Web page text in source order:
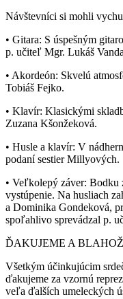
Návštevníci si mohli
• Gitara: S úspešným
p. učiteľ Mgr. Lukáš
• Akordeón: Skvelú
Tobiáš Fejko.
• Klavír: Klasickými
Zuzana Kšonžeková.
• Husle a klavír: V
podaní sestier Millyových.
• Veľkolepý záver: Bodku
vystúpenie. Na husliach
a Dominika Gondeková,
spoľahlivo sprevádzal p.
ĎAKUJEME A
Všetkým účinkujúcim
ďakujeme za vzornú
veľa ďalších umeleckých